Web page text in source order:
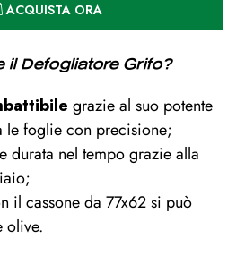
ACQUISTA ORA
il Defogliatore Grifo?
grazie al suo potente
le foglie con precisione;
e durata nel tempo grazie alla
il cassone da 77x62 si può
olive.